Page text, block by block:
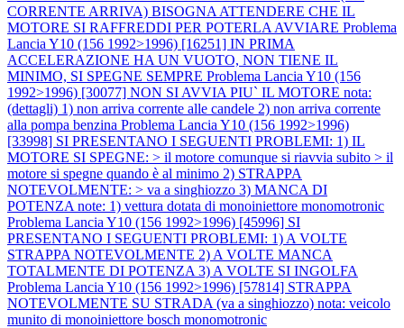
CORRENTE ARRIVA) BISOGNA ATTENDERE CHE IL
MOTORE SI RAFFREDDI PER POTERLA AVVIARE Problema
Lancia Y10 (156 1992>1996) [16251] IN PRIMA
ACCELERAZIONE HA UN VUOTO, NON TIENE IL
MINIMO, SI SPEGNE SEMPRE Problema Lancia Y10 (156
1992>1996) [30077] NON SI AVVIA PIU` IL MOTORE nota:
(dettagli) 1) non arriva corrente alle candele 2) non arriva corrente
alla pompa benzina Problema Lancia Y10 (156 1992>1996)
[33998] SI PRESENTANO I SEGUENTI PROBLEMI: 1) IL
MOTORE SI SPEGNE: > il motore comunque si riavvia subito > il
motore si spegne quando è al minimo 2) STRAPPA
NOTEVOLMENTE: > va a singhiozzo 3) MANCA DI
POTENZA note: 1) vettura dotata di monoiniettore monomotronic
Problema Lancia Y10 (156 1992>1996) [45996] SI
PRESENTANO I SEGUENTI PROBLEMI: 1) A VOLTE
STRAPPA NOTEVOLMENTE 2) A VOLTE MANCA
TOTALMENTE DI POTENZA 3) A VOLTE SI INGOLFA
Problema Lancia Y10 (156 1992>1996) [57814] STRAPPA
NOTEVOLMENTE SU STRADA (va a singhiozzo) nota: veicolo
munito di monoiniettore bosch monomotronic